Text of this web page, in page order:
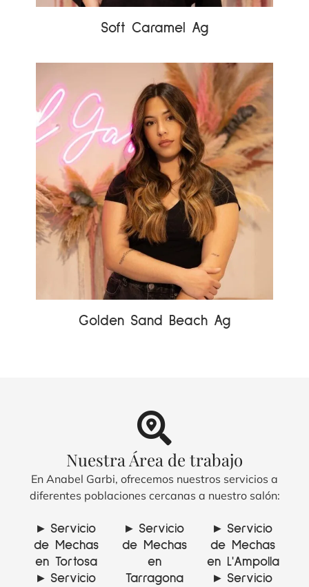
Soft Caramel Ag
Golden Sand Beach Ag
Nuestra Área de trabajo
En Anabel Garbi, ofrecemos nuestros servicios a
diferentes poblaciones cercanas a nuestro salón:
▸ Servicio
de Mechas
en Tortosa
▸ Servicio
▸ Servicio
de Mechas
en
Tarragona
▸ Servicio
de Mechas
en L'Ampolla
▸ Servicio